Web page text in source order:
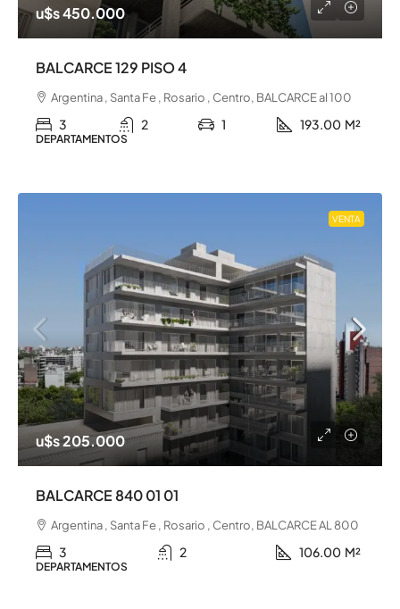
u$s 450.000
BALCARCE 129 PISO 4
Argentina , Santa Fe , Rosario , Centro, BALCARCE al 100
3 2 1 193.00 M²
DEPARTAMENTOS
VENTA
u$s 205.000
BALCARCE 840 01 01
Argentina , Santa Fe , Rosario , Centro, BALCARCE AL 800
3 2 106.00 M²
DEPARTAMENTOS